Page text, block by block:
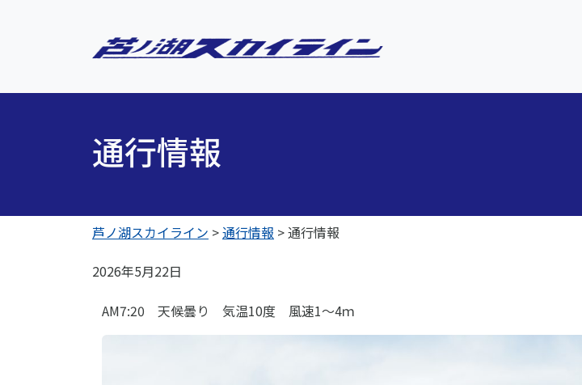
通行情報
芦ノ湖スカイライン >通行情報 >通行情報
2026年5月22日
AM7:20 天候曇り 気温10度 風速1～4ｍ